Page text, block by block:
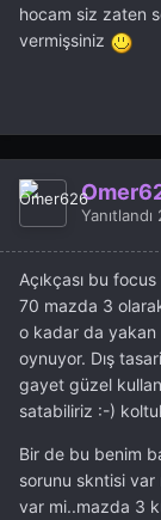
hocam siz zaten
vermişsiniz
Yanıtlandı
Açıkçası bu
70 mazda 3
o kadar da
oynuyor. Dış
gayet güzel
satabiliriz :-)
Bir de bu benim
sorunu skntisi var
var mi..mazda 3